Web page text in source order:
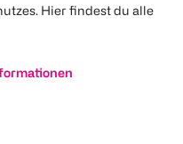
Hier findest du alle